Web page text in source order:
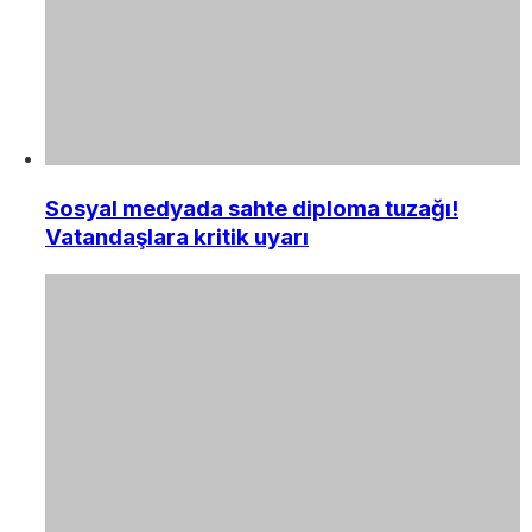
Sosyal medyada sahte diploma tuzağı!
Vatandaşlara kritik uyarı